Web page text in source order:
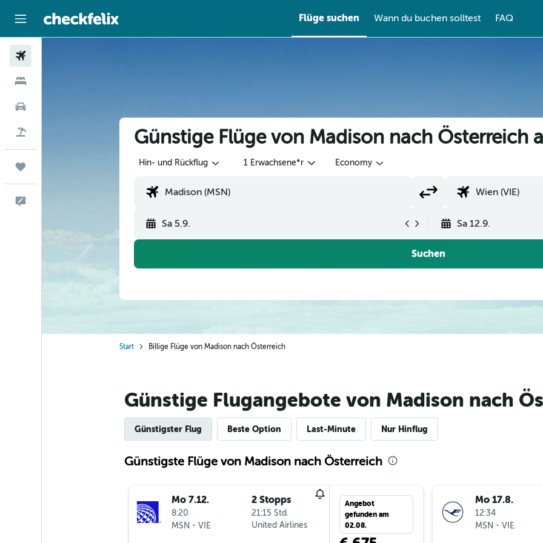
Flüge suchen Wann du buchen solltest FAQ
Günstige Flüge von Madison nach Österreich
Hin- und Rückflug 1 Erwachsene*r Economy
Sa 5.9. Sa 12.9.
Suchen
Start Billige Flüge von Madison nach Österreich
Günstige Flugangebote von Madison nach
Günstigster Flug Beste Option Last-Minute Nur Hinflug
Günstigste Flüge von Madison nach Österreich
Mo 7.12.
8:20
MSN - VIE
2 Stopps
21:15 Std.
United Airlines
Angebot
gefunden am
02.08.
Mo 17.8.
12:34
MSN - VIE